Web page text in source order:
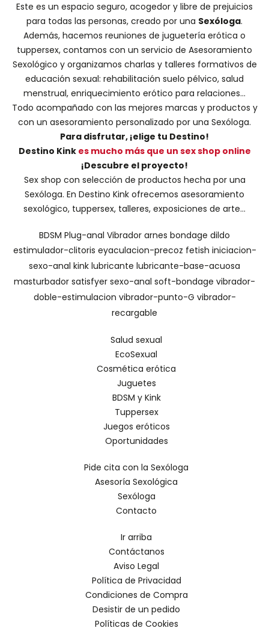
Este es un espacio seguro, acogedor y libre de prejuicios
para todas las personas, creado por una Sexóloga.
Además, hacemos reuniones de juguetería erótica o
tuppersex, contamos con un servicio de Asesoramiento
Sexológico y organizamos charlas y talleres formativos de
educación sexual: rehabilitación suelo pélvico, salud
menstrual, enriquecimiento erótico para relaciones...
Todo acompañado con las mejores marcas y productos y
con un asesoramiento personalizado por una Sexóloga.
Para disfrutar, ¡elige tu Destino!
Destino Kink es mucho más que un sex shop online
¡Descubre el proyecto!
Sex shop con selección de productos hecha por una
Sexóloga. En Destino Kink ofrecemos asesoramiento
sexológico, tuppersex, talleres, exposiciones de arte...
BDSM Plug-anal Vibrador arnes bondage dildo
estimulador-clitoris eyaculacion-precoz fetish iniciacion-
sexo-anal kink lubricante lubricante-base-acuosa
masturbador satisfyer sexo-anal soft-bondage vibrador-
doble-estimulacion vibrador-punto-G vibrador-
recargable
Salud sexual
EcoSexual
Cosmética erótica
Juguetes
BDSM y Kink
Tuppersex
Juegos eróticos
Oportunidades
Pide cita con la Sexóloga
Asesoría Sexológica
Sexóloga
Contacto
Ir arriba
Contáctanos
Aviso Legal
Política de Privacidad
Condiciones de Compra
Desistir de un pedido
Políticas de Cookies